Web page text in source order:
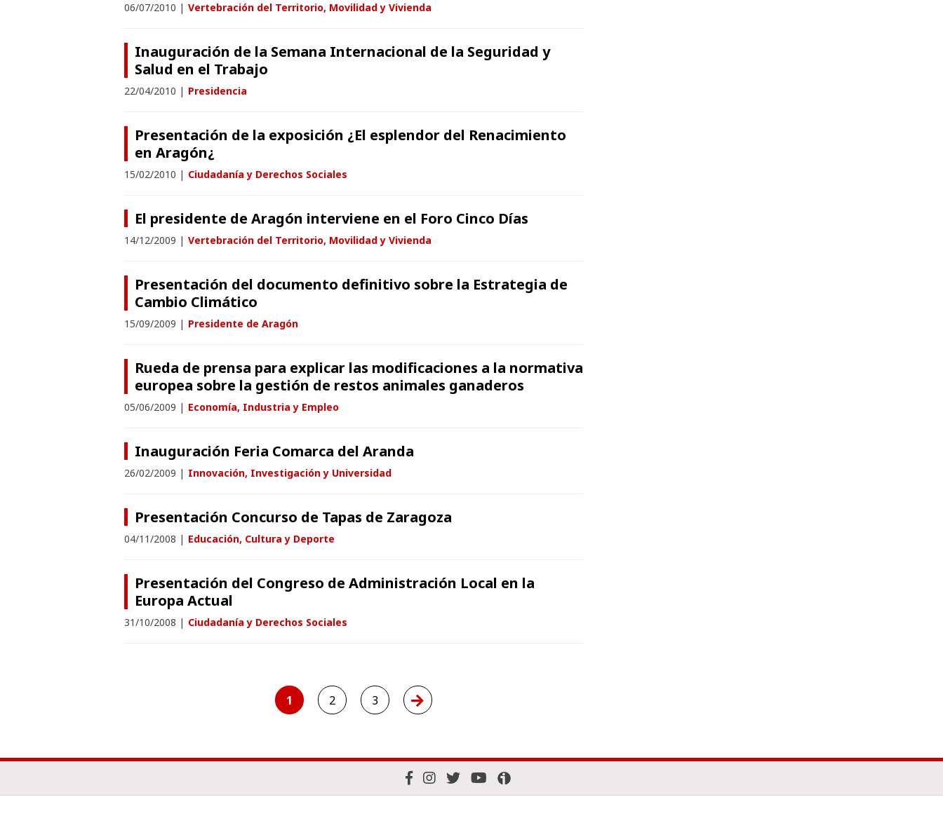
06/07/2010 | Vertebración del Territorio, Movilidad y Vivienda
Inauguración de la Semana Internacional de la Seguridad y
Salud en el Trabajo
22/04/2010 | Presidencia
Presentación de la exposición ¿El esplendor del Renacimiento
en Aragón¿
15/02/2010 | Ciudadanía y Derechos Sociales
El presidente de Aragón interviene en el Foro Cinco Días
14/12/2009 | Vertebración del Territorio, Movilidad y Vivienda
Presentación del documento definitivo sobre la Estrategia de
Cambio Climático
15/09/2009 | Presidente de Aragón
Rueda de prensa para explicar las modificaciones a la normativa
europea sobre la gestión de restos animales ganaderos
05/06/2009 | Economía, Industria y Empleo
Inauguración Feria Comarca del Aranda
26/02/2009 | Innovación, Investigación y Universidad
Presentación Concurso de Tapas de Zaragoza
04/11/2008 | Educación, Cultura y Deporte
Presentación del Congreso de Administración Local en la
Europa Actual
31/10/2008 | Ciudadanía y Derechos Sociales
1 2 3